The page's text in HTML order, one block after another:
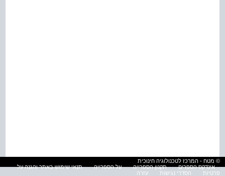
© מטח - המרכז לטכנולוגיה חינוכית
אינדקס הספרים
תקנון הספרייה על הספרייה
תנאי שימוש באתר והגנה על
פרטיות
הסדרי נגישות עזרה